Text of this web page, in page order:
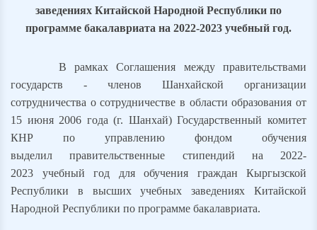
заведениях Китайской Народной Республики по
программе бакалавриата на 2022-2023 учебный год.
В рамках Соглашения между правительствами
государств - членов Шанхайской организации
сотрудничества о сотрудничестве в области образования от
15 июня 2006 года (г. Шанхай) Государственный комитет
КНР по управлению фондом обучения
выделил
правительственные стипендий
на 2022-
2023 учебный год для обучения граждан Кыргызской
Республики в высших учебных заведениях Китайской
Народной Республики по программе бакалавриата.